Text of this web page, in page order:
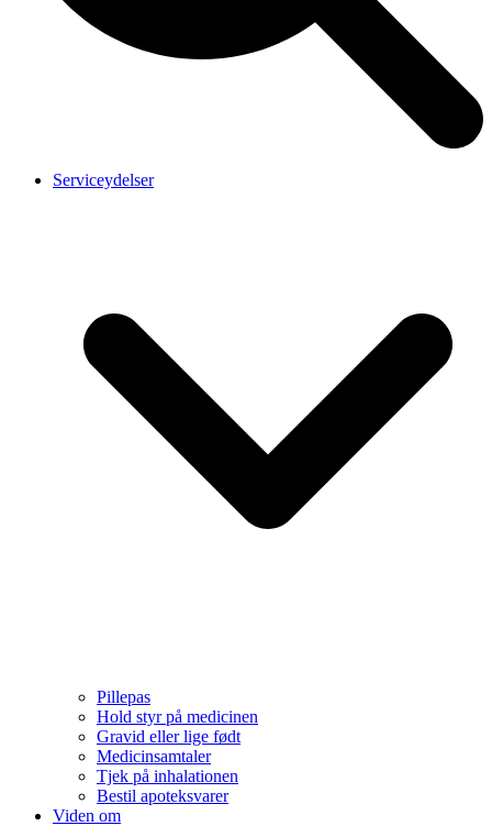
Serviceydelser
Pillepas
Hold styr på medicinen
Gravid eller lige født
Medicinsamtaler
Tjek på inhalationen
Bestil apoteksvarer
Viden om